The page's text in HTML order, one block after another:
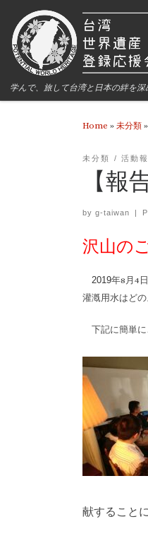
学んで、旅して台湾と日本の絆を深
Home » 未分類 »
未分類 活動
【報
by g-taiwan |
沢山の
2019年8月4
灌漑用水はど
下記に簡単に
献すること